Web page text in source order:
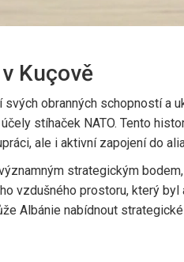
Kuçově
obranných schopností
stíhaček NATO. Tento
ale i aktivní zapojení do
strategickým
vzdušného prostoru, který
Albánie nabídnout